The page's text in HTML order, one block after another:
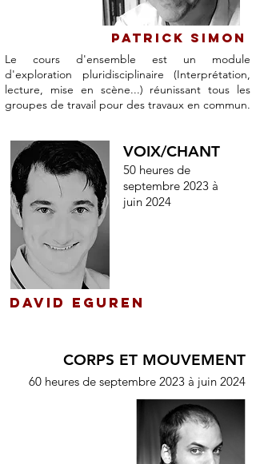
Patrick Simon
Le cours d'ensemble est un module
d'exploration pluridisciplinaire (Interprétation,
lecture, mise en scène...) réunissant tous les
groupes de travail pour des travaux en commun.
VOIX/CHANT
50 heures de
septembre 2023 à
juin 2024
David Eguren
CORPS ET MOUVEMENT
60 heures de septembre 2023 à juin 2024